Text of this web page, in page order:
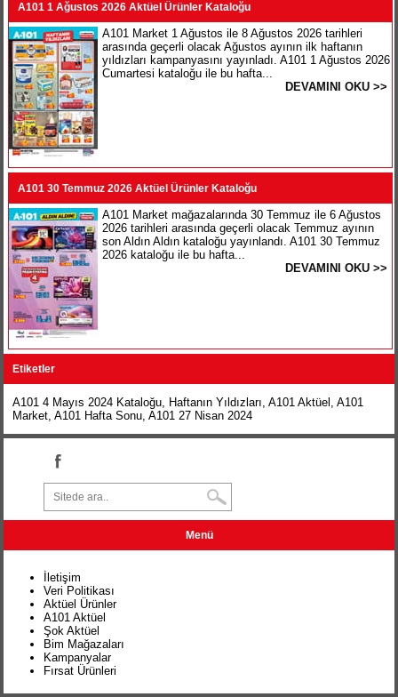
A101 1 Ağustos 2026 Aktüel Ürünler Kataloğu
A101 Market 1 Ağustos ile 8 Ağustos 2026 tarihleri
arasında geçerli olacak Ağustos ayının ilk haftanın
yıldızları kampanyasını yayınladı. A101 1 Ağustos 2026
Cumartesi kataloğu ile bu hafta...
DEVAMINI OKU >>
A101 30 Temmuz 2026 Aktüel Ürünler Kataloğu
A101 Market mağazalarında 30 Temmuz ile 6 Ağustos
2026 tarihleri arasında geçerli olacak Temmuz ayının
son Aldın Aldın kataloğu yayınlandı. A101 30 Temmuz
2026 kataloğu ile bu hafta...
DEVAMINI OKU >>
Etiketler
A101 4 Mayıs 2024 Kataloğu, Haftanın Yıldızları,A101 Aktüel ,A101
Market,A101 Hafta Sonu,A101 27 Nisan 2024
Menü
İletişim
Veri Politikası
Aktüel Ürünler
A101 Aktüel
Şok Aktüel
Bim Mağazaları
Kampanyalar
Fırsat Ürünleri